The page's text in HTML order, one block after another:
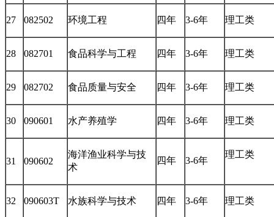
27 082502 环境工程 四年 3-6年 理工类
28 082701 食品科学与工程 四年 3-6年 理工类
29 082702 食品质量与安全 四年 3-6年 理工类
30 090601 水产养殖学 四年 3-6年 理工类
31 090602
海洋渔业科学与技
术
四年 3-6年
理工类
32 090603T 水族科学与技术 四年 3-6年 理工类